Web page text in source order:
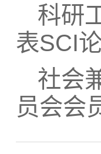
科研
表SCI
社会
员会会